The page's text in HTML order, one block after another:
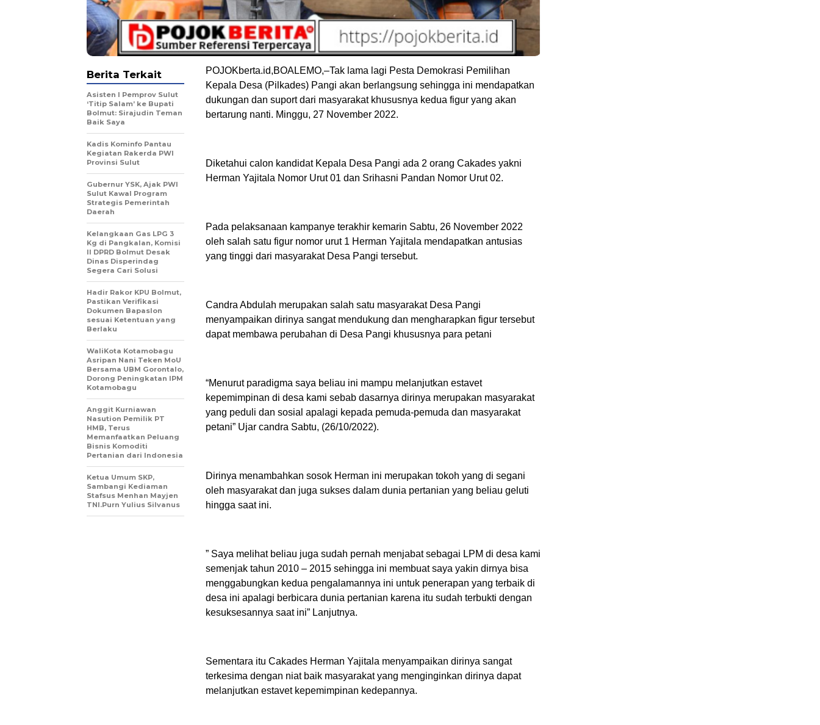
POJOKberta.id,BOALEMO,–Tak lama lagi Pesta Demokrasi Pemilihan
Kepala Desa (Pilkades) Pangi akan berlangsung sehingga ini mendapatkan
dukungan dan suport dari masyarakat khususnya kedua figur yang akan
bertarung nanti. Minggu, 27 November 2022.
Diketahui calon kandidat Kepala Desa Pangi ada 2 orang Cakades yakni
Herman Yajitala Nomor Urut 01 dan Srihasni Pandan Nomor Urut 02.
Pada pelaksanaan kampanye terakhir kemarin Sabtu, 26 November 2022
oleh salah satu figur nomor urut 1 Herman Yajitala mendapatkan antusias
yang tinggi dari masyarakat Desa Pangi tersebut.
Candra Abdulah merupakan salah satu masyarakat Desa Pangi
menyampaikan dirinya sangat mendukung dan mengharapkan figur tersebut
dapat membawa perubahan di Desa Pangi khususnya para petani
“Menurut paradigma saya beliau ini mampu melanjutkan estavet
kepemimpinan di desa kami sebab dasarnya dirinya merupakan masyarakat
yang peduli dan sosial apalagi kepada pemuda-pemuda dan masyarakat
petani” Ujar candra Sabtu, (26/10/2022).
Dirinya menambahkan sosok Herman ini merupakan tokoh yang di segani
oleh masyarakat dan juga sukses dalam dunia pertanian yang beliau geluti
hingga saat ini.
” Saya melihat beliau juga sudah pernah menjabat sebagai LPM di desa kami
semenjak tahun 2010 – 2015 sehingga ini membuat saya yakin dirnya bisa
menggabungkan kedua pengalamannya ini untuk penerapan yang terbaik di
desa ini apalagi berbicara dunia pertanian karena itu sudah terbukti dengan
kesuksesannya saat ini” Lanjutnya.
Sementara itu Cakades Herman Yajitala menyampaikan dirinya sangat
terkesima dengan niat baik masyarakat yang menginginkan dirinya dapat
melanjutkan estavet kepemimpinan kedepannya.
Berita Terkait
Asisten I Pemprov Sulut
‘Titip Salam’ ke Bupati
Bolmut: Sirajudin Teman
Baik Saya
Kadis Kominfo Pantau
Kegiatan Rakerda PWI
Provinsi Sulut
Gubernur YSK, Ajak PWI
Sulut Kawal Program
Strategis Pemerintah
Daerah
Kelangkaan Gas LPG 3
Kg di Pangkalan, Komisi
II DPRD Bolmut Desak
Dinas Disperindag
Segera Cari Solusi
Hadir Rakor KPU Bolmut,
Pastikan Verifikasi
Dokumen Bapaslon
sesuai Ketentuan yang
Berlaku
WaliKota Kotamobagu
Asripan Nani Teken MoU
Bersama UBM Gorontalo,
Dorong Peningkatan IPM
Kotamobagu
Anggit Kurniawan
Nasution Pemilik PT
HMB, Terus
Memanfaatkan Peluang
Bisnis Komoditi
Pertanian dari Indonesia
Ketua Umum SKP,
Sambangi Kediaman
Stafsus Menhan Mayjen
TNI.Purn Yulius Silvanus